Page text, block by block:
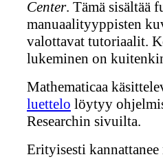
Center. Tämä sisältää
manuaalityyppisten
valottavat tutoriaalit.
lukeminen on
Mathematicaa
luettelo löytyy
Researchin sivuilta.
Erityisesti kannattanee